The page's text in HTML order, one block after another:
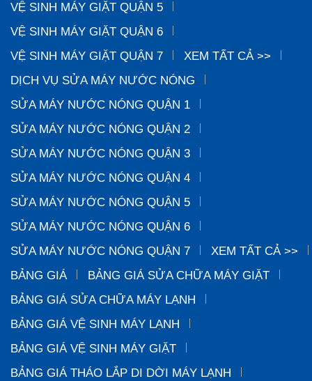
VỆ SINH MÁY GIẶT QUẬN 5
VỆ SINH MÁY GIẶT QUẬN 6
VỆ SINH MÁY GIẶT QUẬN 7
XEM TẤT CẢ >>
DỊCH VỤ SỬA MÁY NƯỚC NÓNG
SỬA MÁY NƯỚC NÓNG QUẬN 1
SỬA MÁY NƯỚC NÓNG QUẬN 2
SỬA MÁY NƯỚC NÓNG QUẬN 3
SỬA MÁY NƯỚC NÓNG QUẬN 4
SỬA MÁY NƯỚC NÓNG QUẬN 5
SỬA MÁY NƯỚC NÓNG QUẬN 6
SỬA MÁY NƯỚC NÓNG QUẬN 7
XEM TẤT CẢ >>
BẢNG GIÁ
BẢNG GIÁ SỬA CHỮA MÁY GIẶT
BẢNG GIÁ SỬA CHỮA MÁY LẠNH
BẢNG GIÁ VỆ SINH MÁY LẠNH
BẢNG GIÁ VỆ SINH MÁY GIẶT
BẢNG GIÁ THÁO LẮP DI DỜI MÁY LẠNH